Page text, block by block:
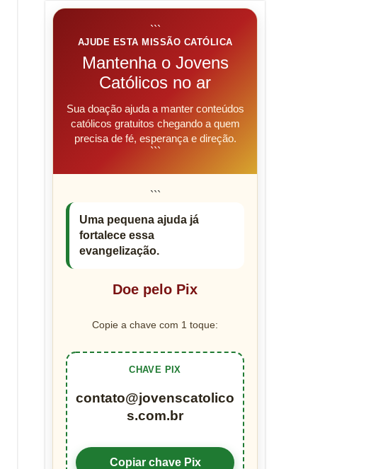
```
AJUDE ESTA MISSÃO CATÓLICA
Mantenha o Jovens
Católicos no ar
Sua doação ajuda a manter conteúdos
católicos gratuitos chegando a quem
precisa de fé, esperança e direção.
```
```
Uma pequena ajuda já
fortalece essa
evangelização.
Doe pelo Pix
Copie a chave com 1 toque:
CHAVE PIX
contato@jovenscatolico
s.com.br
Copiar chave Pix